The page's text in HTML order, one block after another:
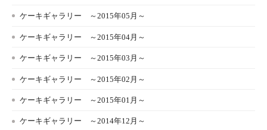
ケーキギャラリー ～2015年05月～
ケーキギャラリー ～2015年04月～
ケーキギャラリー ～2015年03月～
ケーキギャラリー ～2015年02月～
ケーキギャラリー ～2015年01月～
ケーキギャラリー ～2014年12月～